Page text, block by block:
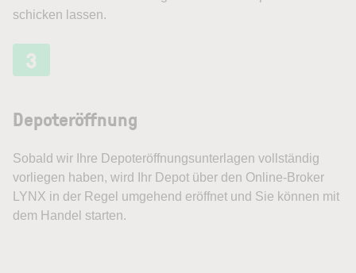
schicken lassen.
3
Depoteröffnung
Sobald wir Ihre Depot­eröffnungs­unterlagen vollständig
vorliegen haben, wird Ihr Depot über den Online-Broker
LYNX in der Regel umgehend eröffnet und Sie können mit
dem Handel starten.